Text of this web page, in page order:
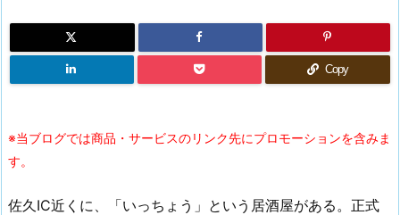
Copy
※当ブログでは商品・サービスのリンク先にプロモーションを含みま
す。
佐久IC近くに、「いっちょう」という居酒屋がある。正式